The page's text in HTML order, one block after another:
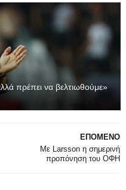
πρέπει να βελτιωθούμε»
ΕΠΟΜΕΝΟ
Με Larsson η σημερινή
προπόνηση του ΟΦΗ